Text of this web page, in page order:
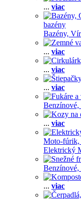
... viac
bazény
Bazény,
... viac
... viac
... viac
Benzínové,
... viac
Moto-fúrik,
Elektrický
Benzínové,
... viac